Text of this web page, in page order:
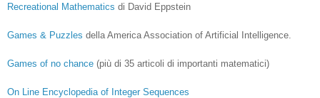
Recreational Mathematics di David Eppstein
Games & Puzzles della America Association of Artificial Intelligence.
Games of no chance (più di 35 articoli di importanti matematici)
On Line Encyclopedia of Integer Sequences